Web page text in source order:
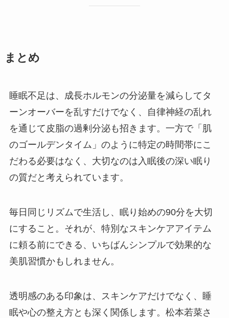
まとめ
睡眠不足は、成長ホルモンの分泌量を減らしてタ
ーンオーバーを乱すだけでなく、自律神経の乱れ
を通じて皮脂の過剰分泌も招きます。一方で「肌
のゴールデンタイム」のように特定の時間帯にこ
だわる必要はなく、大切なのは入眠後の深い眠り
の質だと考えられています。
毎日同じリズムで生活し、眠り始めの90分を大切
にすること。それが、特別なスキンケアアイテム
に頼る前にできる、いちばんシンプルで効果的な
美肌習慣かもしれません。
透明感のある印象は、スキンケアだけでなく、睡
眠や心の整え方とも深く関係します。松本若菜さ